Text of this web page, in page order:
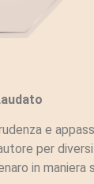
e
per
in maniera